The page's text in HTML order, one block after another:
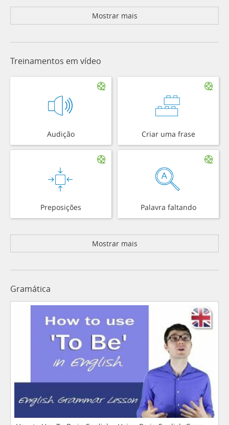
Mostrar mais
Treinamentos em vídeo
Audição Criar uma frase
Preposições Palavra faltando
Mostrar mais
Gramática